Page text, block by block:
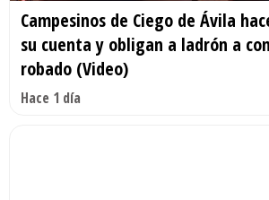
Campesinos de Ciego de Ávila
su cuenta y obligan a ladrón a
robado (Video)
Hace 1 día